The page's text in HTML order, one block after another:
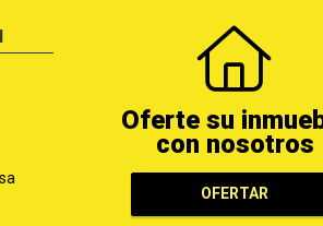
Oferte su
con nosotros
OFERTAR